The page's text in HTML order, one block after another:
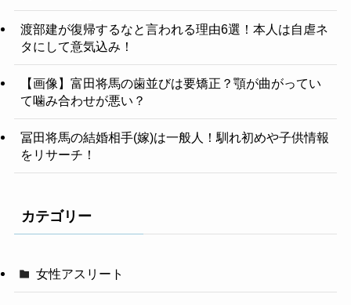
渡部建が復帰するなと言われる理由6選！本人は自虐ネ
タにして意気込み！
【画像】富田将馬の歯並びは要矯正？顎が曲がってい
て噛み合わせが悪い？
冨田将馬の結婚相手(嫁)は一般人！馴れ初めや子供情報
をリサーチ！
カテゴリー
女性アスリート